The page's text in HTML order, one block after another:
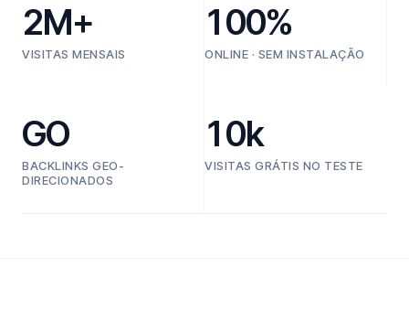
2M+
VISITAS MENSAIS
100%
ONLINE · SEM INSTALAÇÃO
GO
BACKLINKS GEO-
DIRECIONADOS
10k
VISITAS GRÁTIS NO TESTE